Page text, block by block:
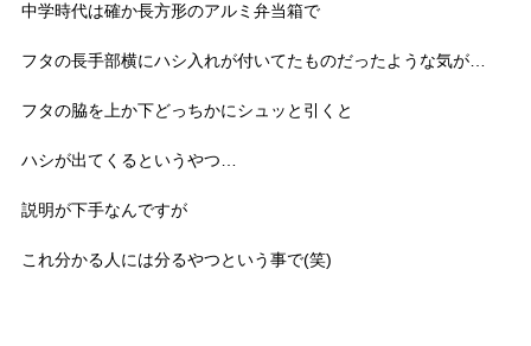
中学時代は確か長方形のアルミ弁当箱で
フタの長手部横にハシ入れが付いてたものだったような気が…
フタの脇を上か下どっちかにシュッと引くと
ハシが出てくるというやつ…
説明が下手なんですが
これ分かる人には分るやつという事で(笑)